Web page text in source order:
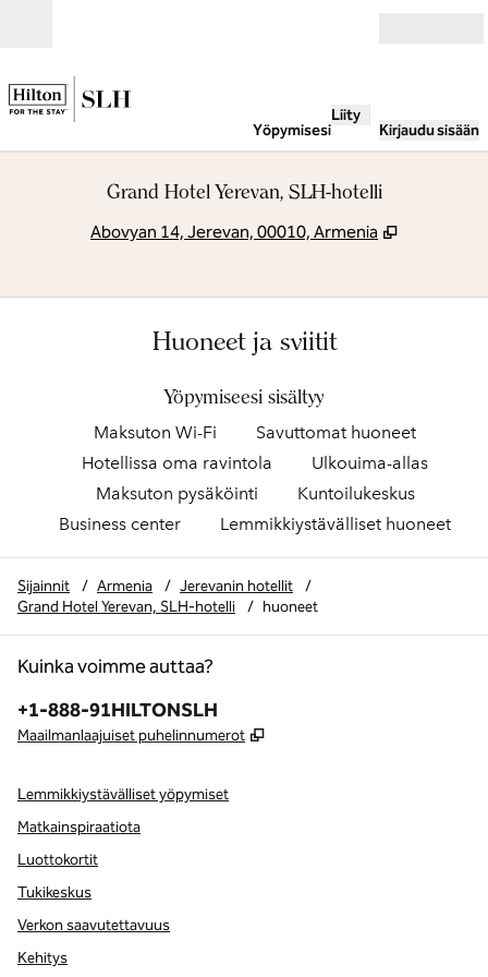
Yöpymisesi
Liity
Kirjaudu sisään
Grand Hotel Yerevan, SLH-hotelli
Abovyan 14, Jerevan, 00010, Armenia ,
Huoneet ja sviitit
Yöpymiseesi sisältyy
Maksuton Wi-Fi
Savuttomat huoneet
Hotellissa oma ravintola
Ulkouima-allas
Maksuton pysäköinti
Kuntoilukeskus
Business center
Lemmikkiystävälliset huoneet
Sijainnit / Armenia / Jerevanin hotellit
/
Grand Hotel Yerevan, SLH-hotelli
/ huoneet
Kuinka voimme auttaa?
Puhelin:
+1-888-91HILTONSLH
Maailmanlaajuiset puhelinnumerot ,
Lemmikkiystävälliset yöpymiset
Matkainspiraatiota
Luottokortit
Tukikeskus
Verkon saavutettavuus
Kehitys